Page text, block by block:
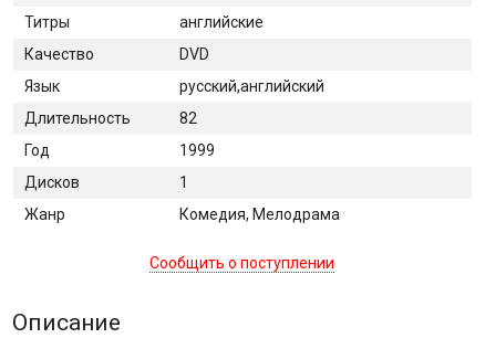
Титры
английские
Качество
DVD
Язык
русский,английский
Длительность
82
Год
1999
Дисков
1
Жанр
Комедия, Мелодрама
Сообщить о поступлении
Описание